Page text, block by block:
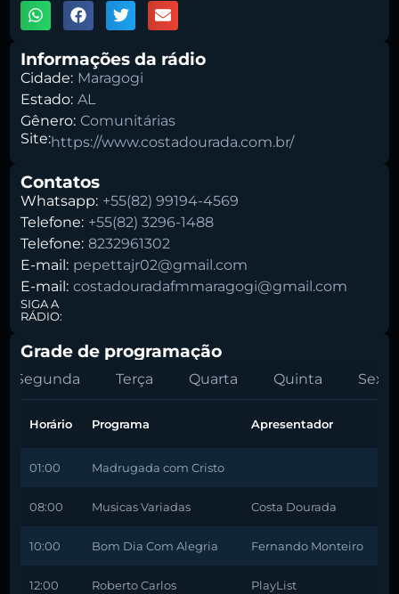
Informações da rádio
Cidade: Maragogi
Estado: AL
Gênero: Comunitárias
Site:https://www.costadourada.com.br/
Contatos
Whatsapp: +55(82) 99194-4569
Telefone: +55(82) 3296-1488
Telefone: 8232961302
E-mail: pepettajr02@gmail.com
E-mail: costadouradafmmaragogi@gmail.com
SIGA A
RÁDIO:
Grade de programação
Segunda Terça Quarta Quinta Sexta
Horário Programa Apresentador
01:00 Madrugada com Cristo
08:00 Musicas Variadas Costa Dourada
10:00 Bom Dia Com Alegria Fernando Monteiro
12:00 Roberto Carlos PlayList